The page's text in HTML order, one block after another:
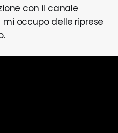
con il canale
mi occupo delle riprese